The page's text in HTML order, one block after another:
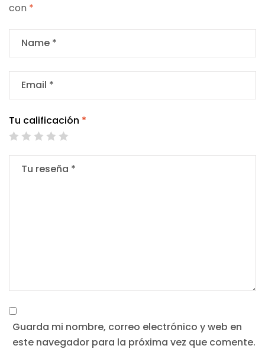
con *
Tu calificación *
Guarda mi nombre, correo electrónico y web en
este navegador para la próxima vez que comente.